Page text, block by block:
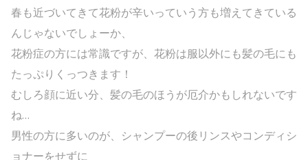
春も近づいてきて花粉が辛いっていう方も増えてきている
んじゃないでしょーか、
花粉症の方には常識ですが、花粉は服以外にも髪の毛にも
たっぷりくっつきます！
むしろ顔に近い分、髪の毛のほうが厄介かもしれないです
ね…
男性の方に多いのが、シャンプーの後リンスやコンディシ
ョナーをせずに